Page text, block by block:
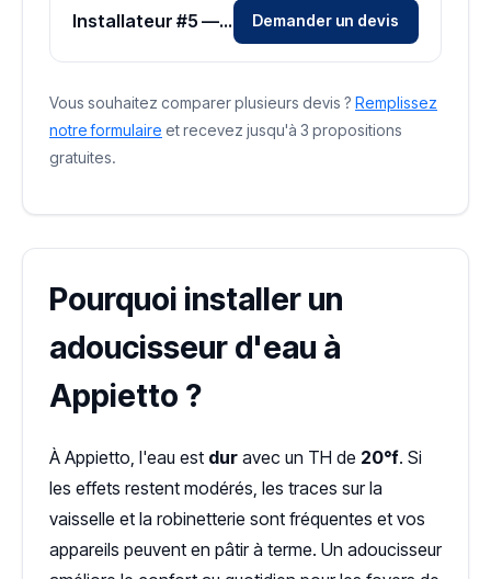
Installateur #5 — Zone Corse-du-Sud Demander un devis
Vous souhaitez comparer plusieurs devis ? Remplissez
notre formulaire et recevez jusqu'à 3 propositions
gratuites.
Pourquoi installer un
adoucisseur d'eau à
Appietto ?
À Appietto, l'eau est dur avec un TH de 20°f. Si
les effets restent modérés, les traces sur la
vaisselle et la robinetterie sont fréquentes et vos
appareils peuvent en pâtir à terme. Un adoucisseur